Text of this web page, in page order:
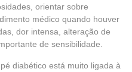
orientar sobre
médico quando houver
dor intensa, alteração de
de sensibilidade.
diabético está muito ligada à